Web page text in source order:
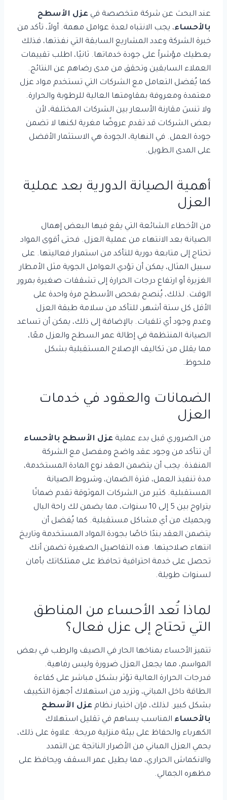
عند البحث عن شركة متخصصة في عزل الأسطح
بالأحساء، يجب الانتباه لعدة عوامل مهمة. أولاً، تأكد من
خبرة الشركة وعدد المشاريع السابقة التي نفذتها، فذلك
يعطيك مؤشراً على جودة خدماتها. ثانيًا، اطلب تقييمات
العملاء السابقين وتحقق من مدى رضاهم عن النتائج.
كما يُفضل التعامل مع الشركات التي تستخدم مواد عزل
معتمدة ومعروفة بمقاومتها العالية للرطوبة والحرارة.
ولا تنسَ مقارنة الأسعار بين الشركات المختلفة، لأن
بعض الشركات قد تقدم عروضًا مغرية لكنها لا تضمن
جودة العمل. في النهاية، الجودة هي الاستثمار الأفضل
على المدى الطويل.
أهمية الصيانة الدورية بعد عملية
العزل
من الأخطاء الشائعة التي يقع فيها البعض إهمال
الصيانة بعد الانتهاء من عملية العزل. فحتى أقوى المواد
تحتاج إلى متابعة دورية للتأكد من استمرار فعاليتها. على
سبيل المثال، يمكن أن تؤدي العوامل الجوية مثل الأمطار
الغزيرة أو ارتفاع درجات الحرارة إلى تشققات صغيرة بمرور
الوقت. لذلك، يُنصح بفحص الأسطح مرة واحدة على
الأقل كل ستة أشهر، للتأكد من سلامة طبقة العزل
وعدم وجود أي تلفيات. بالإضافة إلى ذلك، يمكن أن تساعد
الصيانة المنتظمة في إطالة عمر السطح والعزل معًا،
مما يقلل من تكاليف الإصلاح المستقبلية بشكل
ملحوظ.
الضمانات والعقود في خدمات
العزل
من الضروري قبل بدء عملية عزل الأسطح بالأحساء
أن تتأكد من وجود عقد واضح ومفصل مع الشركة
المنفذة. يجب أن يتضمن العقد نوع المادة المستخدمة،
مدة تنفيذ العمل، فترة الضمان، وشروط الصيانة
المستقبلية. كثير من الشركات الموثوقة تقدم ضمانًا
يتراوح بين 5 إلى 10 سنوات، مما يضمن لك راحة البال
ويحميك من أي مشاكل مستقبلية. كما يُفضل أن
يتضمن العقد بندًا خاصًا بجودة المواد المستخدمة وتاريخ
انتهاء صلاحيتها. هذه التفاصيل الصغيرة تضمن أنك
تحصل على خدمة احترافية تحافظ على ممتلكاتك بأمان
لسنوات طويلة.
لماذا تُعد الأحساء من المناطق
التي تحتاج إلى عزل فعال؟
تتميز الأحساء بمناخها الحار في الصيف والرطب في بعض
المواسم، مما يجعل العزل ضرورة وليس رفاهية.
فدرجات الحرارة العالية تؤثر بشكل مباشر على كفاءة
الطاقة داخل المباني، وتزيد من استهلاك أجهزة التكييف
بشكل كبير. لذلك، فإن اختيار نظام عزل الأسطح
بالأحساء المناسب يساهم في تقليل استهلاك
الكهرباء والحفاظ على بيئة منزلية مريحة. علاوة على ذلك،
يحمي العزل المباني من الأضرار الناتجة عن التمدد
والانكماش الحراري، مما يطيل عمر السقف ويحافظ على
مظهره الجمالي.